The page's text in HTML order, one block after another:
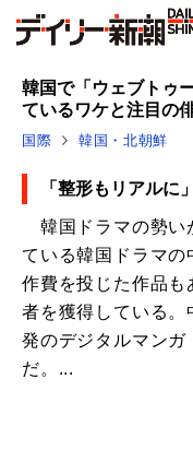
韓国で「ウェブトゥ
ているワケと注目の
国際 韓国・北朝鮮
「整形もリアルに」
韓国ドラマの勢い
ている韓国ドラマの
作費を投じた作品も
者を獲得している。
発のデジタルマンガ
だ。...